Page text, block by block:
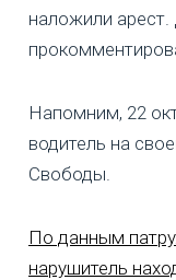
наложили арест.
Напомним, 22
водитель на
Свободы.
По данным
нарушитель